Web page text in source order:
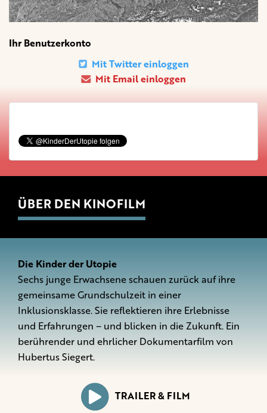
Ihr Benutzerkonto
Mit Twitter einloggen
Mit Email einloggen
ÜBER DEN KINOFILM
Die Kinder der Utopie
Sechs junge Erwachsene schauen zurück auf ihre
gemeinsame Grundschulzeit in einer
Inklusionsklasse. Sie reflektieren ihre Erlebnisse
und Erfahrungen – und blicken in die Zukunft. Ein
berührender und ehrlicher Dokumentarfilm von
Hubertus Siegert.
TRAILER & FILM